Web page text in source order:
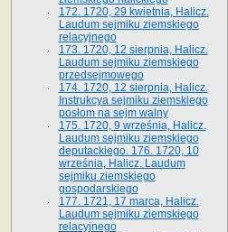
172. 1720, 29 kwietnia, Halicz.
Laudum sejmiku ziemskiego
relacyjnego
173. 1720, 12 sierpnia, Halicz.
Laudum sejmiku ziemskiego
przedsejmowego
174. 1720, 12 sierpnia, Halicz.
Instrukcya sejmiku ziemskiego
posłom na sejm walny
175. 1720, 9 września, Halicz.
Laudum sejmiku ziemskiego
deputackiego. 176. 1720, 10
września, Halicz. Laudum
sejmiku ziemskiego
gospodarskiego
177. 1721, 17 marca, Halicz.
Laudum sejmiku ziemskiego
relacyjnego